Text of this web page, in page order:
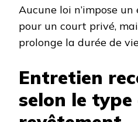
Aucune loi n’impose
pour un court privé,
prolonge la durée de
Entretien
selon le type